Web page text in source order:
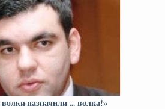
волки назначили … волка!»